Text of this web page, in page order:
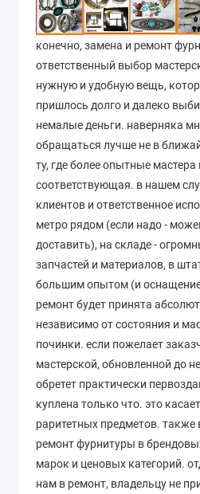
конечно, замена и ремонт
ответственный выбор
нужную и удобную вещь,
пришлось долго и далеко
немалые деньги. наверняка
обращаться лучше не в
ту, где более опытные
соответствующая. в нашем
клиентов и ответственное
метро рядом (если надо -
доставить), на складе -
запчастей и материалов, в
большим опытом (и
ремонт будет принята
независимо от состояния и
починки. если пожелает
мастерской, обновленной до
обретет практически
куплена только что. это
раритетных предметов. также
ремонт фурнитуры в
марок и ценовых категорий.
нам в ремонт, владельцу не